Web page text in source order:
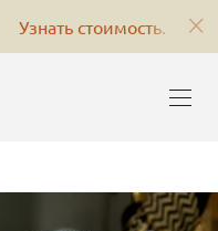
Записаться на